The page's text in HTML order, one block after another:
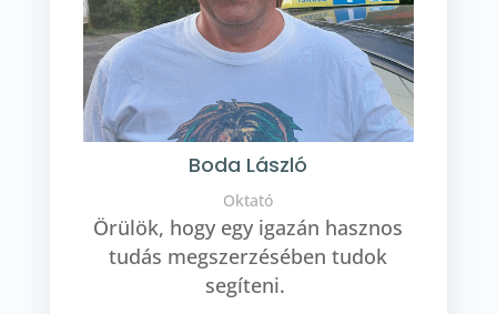
Boda László
Oktató
Örülök, hogy egy igazán hasznos
tudás megszerzésében tudok
segíteni.